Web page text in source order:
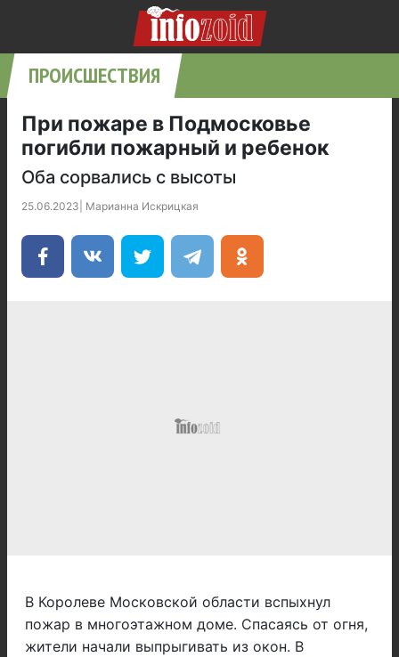
ПРОИСШЕСТВИЯ
При пожаре в Подмосковье
погибли пожарный и ребенок
Оба сорвались с высоты
25.06.2023 Марианна Искрицкая
В Королеве Московской области вспыхнул
пожар в многоэтажном доме. Спасаясь от огня,
жители начали выпрыгивать из окон. В